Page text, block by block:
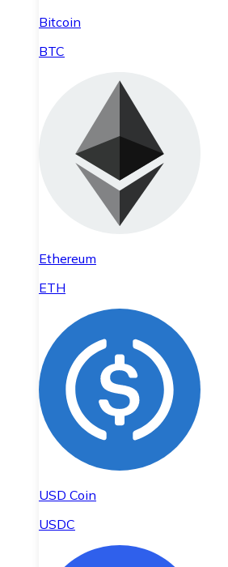
Bitcoin
BTC
Ethereum
ETH
USD Coin
USDC